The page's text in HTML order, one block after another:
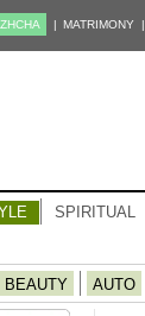
| MATRIMONY |
SPIRITUAL
BEAUTY AUTO